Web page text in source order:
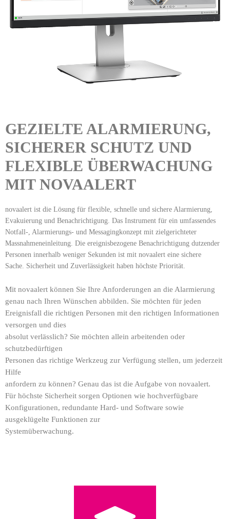
GEZIELTE ALARMIERUNG,
SICHERER SCHUTZ UND
FLEXIBLE ÜBERWACHUNG
MIT NOVAALERT
novaalert ist die Lösung für flexible, schnelle und sichere Alarmierung,
Evakuierung und Benachrichtigung. Das Instrument für ein umfassendes
Notfall-, Alarmierungs- und Messagingkonzept mit zielgerichteter
Massnahmeneinleitung. Die ereignisbezogene Benachrichtigung dutzender
Personen innerhalb weniger Sekunden ist mit novaalert eine sichere
Sache. Sicherheit und Zuverlässigkeit haben höchste Priorität.
Mit novaalert können Sie Ihre Anforderungen an die Alarmierung
genau nach Ihren Wünschen abbilden. Sie möchten für jeden
Ereignisfall die richtigen Personen mit den richtigen Informationen
versorgen und dies
absolut verlässlich? Sie möchten allein arbeitenden oder
schutzbedürftigen
Personen das richtige Werkzeug zur Verfügung stellen, um jederzeit
Hilfe
anfordern zu können? Genau das ist die Aufgabe von novaalert.
Für höchste Sicherheit sorgen Optionen wie hochverfügbare
Konfigurationen, redundante Hard- und Software sowie
ausgeklügelte Funktionen zur
Systemüberwachung.